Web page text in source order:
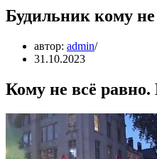
Будильник кому не
автор: admin
31.10.2023
Кому не всё